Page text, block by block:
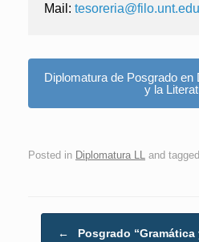
Mail:
Diplomatura de Posgrado en
y la
Posted in Diplomatura LL and tagged
← Posgrado